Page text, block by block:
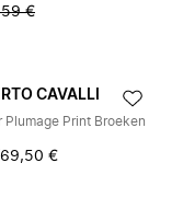
€
CAVALLI
Plumage Print Broeken
69,50 €